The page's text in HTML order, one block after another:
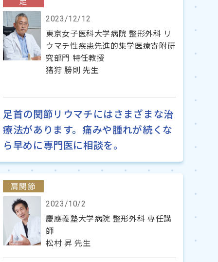
2023/12/12
東京女子医科大学病院 整形外科 リ
ウマチ性疾患先進的集学医療寄附研
究部門 特任教授
猪狩 勝則 先生
足首の関節リウマチにはさまざまな治
療法があります。痛みや腫れが続くな
ら早めに専門医に相談を。
肩関節
2023/10/2
慶應義塾大学病院 整形外科 専任講
師
松村 昇 先生